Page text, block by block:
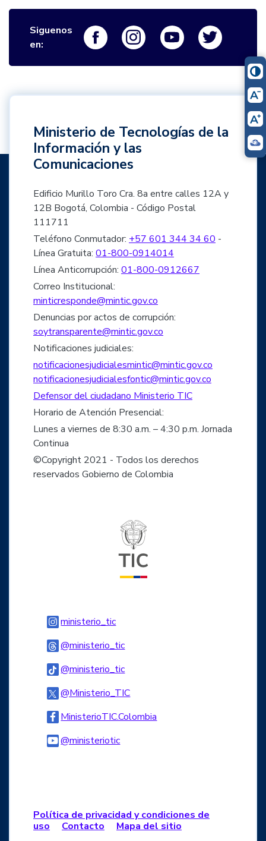
Siguenos
en:
Logo FacebookLogo InstagramLogo Youtube
Ministerio de Tecnologías de la
Información y las
Comunicaciones
Edificio Murillo Toro Cra. 8a entre calles 12A y
12B Bogotá, Colombia - Código Postal
111711
Teléfono Conmutador: +57 601 344 34 60 -
Línea Gratuita: 01-800-0914014
Línea Anticorrupción: 01-800-0912667
Correo Institucional:
minticresponde@mintic.gov.co
Denuncias por actos de corrupción:
soytransparente@mintic.gov.co
Notificaciones judiciales:
notificacionesjudicialesmintic@mintic.gov.co
notificacionesjudicialesfontic@mintic.gov.co
Defensor del ciudadano Ministerio TIC
Horario de Atención Presencial:
Lunes a viernes de 8:30 a.m. – 4:30 p.m. Jornada
Continua
©Copyright 2021 - Todos los derechos
reservados Gobierno de Colombia
ministerio_ticLogo Instagram
@ministerio_ticLogo Threads
@ministerio_ticLogo Tiktok
@Ministerio_TICLogo Twitter
MinisterioTIC.Colombia
@ministerioticLogo Youtube
Política de privacidad y condiciones de
uso
Contacto Mapa del sitio